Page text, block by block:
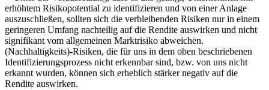
erhöhtem Risikopotential zu identifizieren und von einer Anlage
auszuschließen, sollten sich die verbleibenden Risiken nur in einem
geringeren Umfang nachteilig auf die Rendite auswirken und nicht
signifikant vom allgemeinen Marktrisiko abweichen.
(Nachhaltigkeits)-Risiken, die für uns in dem oben beschriebenen
Identifizierungsprozess nicht erkennbar sind, bzw. von uns nicht
erkannt wurden, können sich erheblich stärker negativ auf die
Rendite auswirken.